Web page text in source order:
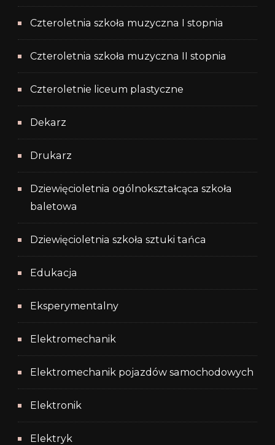
Czteroletnia szkoła muzyczna I stopnia
Czteroletnia szkoła muzyczna II stopnia
Czteroletnie liceum plastyczne
Dekarz
Drukarz
Dziewięcioletnia ogólnokształcąca szkoła
baletowa
Dziewięcioletnia szkoła sztuki tańca
Edukacja
Eksperymentalny
Elektromechanik
Elektromechanik pojazdów samochodowych
Elektronik
Elektryk